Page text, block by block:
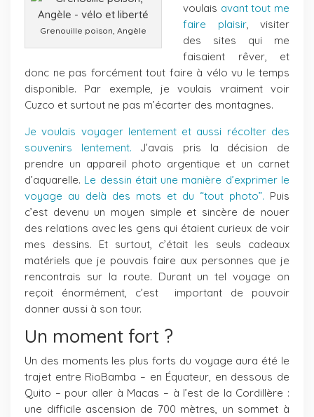
Grenouille poison, Angèle
voulais avant tout me
faire plaisir, visiter
des sites qui me
faisaient rêver, et
donc ne pas forcément tout faire à vélo vu le temps
disponible. Par exemple, je voulais vraiment voir
Cuzco et surtout ne pas m’écarter des montagnes.
Je voulais voyager lentement et aussi récolter des
souvenirs lentement. J’avais pris la décision de
prendre un appareil photo argentique et un carnet
d’aquarelle. Le dessin était une manière d’exprimer le
voyage au delà des mots et du “tout photo”. Puis
c’est devenu un moyen simple et sincère de nouer
des relations avec les gens qui étaient curieux de voir
mes dessins. Et surtout, c’était les seuls cadeaux
matériels que je pouvais faire aux personnes que je
rencontrais sur la route. Durant un tel voyage on
reçoit énormément, c’est important de pouvoir
donner aussi à son tour.
Un moment fort ?
Un des moments les plus forts du voyage aura été le
trajet entre RioBamba – en Équateur, en dessous de
Quito – pour aller à Macas – à l’est de la Cordillère :
une difficile ascension de 700 mètres, un sommet à